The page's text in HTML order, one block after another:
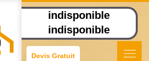
indisponible
indisponible
Devis Gratuit